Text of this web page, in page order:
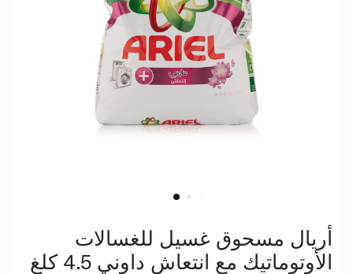
أريال مسحوق غسيل للغسالات
الأوتوماتيك مع انتعاش داوني 4.5 كلغ